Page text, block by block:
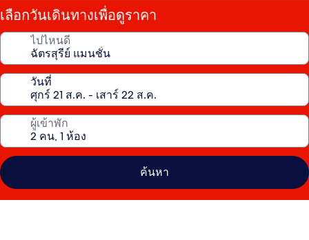
เลือกวันเดินทางเพื่อดูราคา
ไปไหนดี
วันที่
ผู้เข้าพัก
ค้นหา